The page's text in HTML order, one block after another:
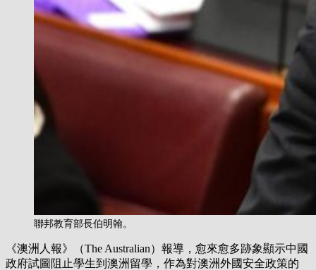
聯邦教育部長伯明翰。
《澳洲人報》（The Australian）報導，愈來愈多跡象顯示中國
政府試圖阻止學生到澳洲留學，作為對澳洲外國安全政策的